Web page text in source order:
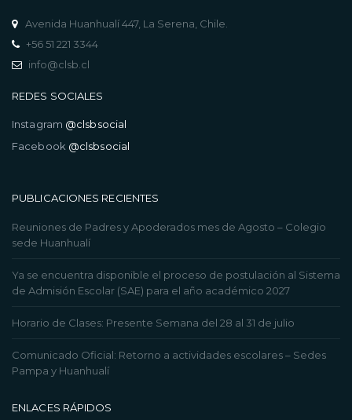
Avenida Huanhualí 447, La Serena, Chile.
+56 51 221 3344
info@clsb.cl
REDES SOCIALES
Instagram @clsbsocial
Facebook @clsbsocial
PUBLICACIONES RECIENTES
Reuniones de Padres y Apoderados mes de Agosto – Colegio
sede Huanhualí
Ya se encuentra disponible el proceso de postulación al Sistema
de Admisión Escolar (SAE) para el año académico 2027
Horario de Clases: Presente Semana del 28 al 31 de julio
Comunicado Oficial: Retorno a actividades escolares – Sedes
Pampa y Huanhualí
ENLACES RÁPIDOS